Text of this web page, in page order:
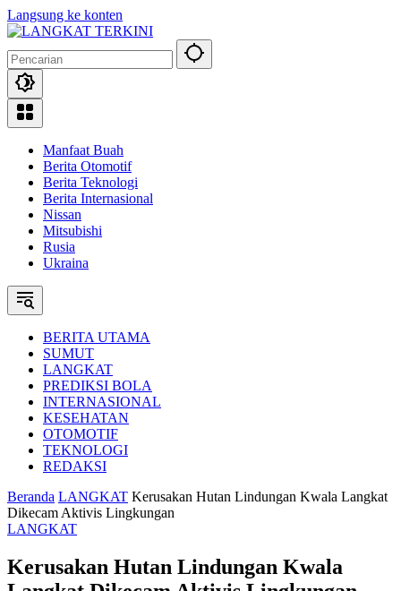
Langsung ke konten
Manfaat Buah
Berita Otomotif
Berita Teknologi
Berita Internasional
Nissan
Mitsubishi
Rusia
Ukraina
BERITA UTAMA
SUMUT
LANGKAT
PREDIKSI BOLA
INTERNASIONAL
KESEHATAN
OTOMOTIF
TEKNOLOGI
REDAKSI
Beranda LANGKAT Kerusakan Hutan Lindungan Kwala Langkat
Dikecam Aktivis Lingkungan
LANGKAT
Kerusakan Hutan Lindungan Kwala